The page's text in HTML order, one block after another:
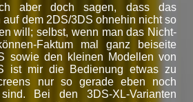
aber doch sagen, dass das
auf dem 2DS/3DS ohnehin nicht so
will; selbst, wenn man das Nicht-
Faktum mal ganz beiseite
sowie den kleinen Modellen von
ist mir die Bedienung etwas zu
nur so gerade eben noch
Bei den 3DS-XL-Varianten